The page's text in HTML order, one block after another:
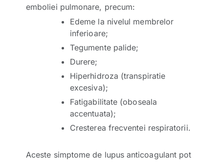
emboliei pulmonare, precum:
Edeme la nivelul membrelor
inferioare;
Tegumente palide;
Durere;
Hiperhidroza (transpiratie
excesiva);
Fatigabilitate (oboseala
accentuata);
Cresterea frecventei respiratorii.
Aceste simptome de lupus anticoagulant pot